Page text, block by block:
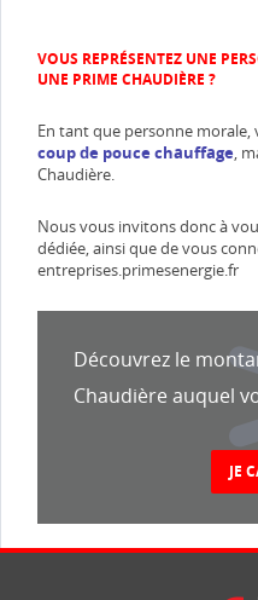
VOUS REPRÉSENTEZ UNE
UNE PRIME CHAUDIÈRE ?
En tant que personne
coup de pouce chauffage,
Chaudière.
Nous vous invitons donc à
dédiée, ainsi que de vous
entreprises.primesenergie.fr
Découvrez le
Chaudière auquel
JE